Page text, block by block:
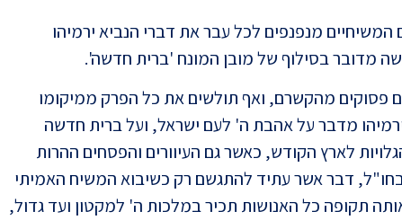
מנפנפים לכל עבר את דברי הנביא ירמיהו
מדובר בסילוף של מובן המונח 'ברית חדשה'.
פסוקים מהקשרם, ואף תולשים את כל הפרק ממיקומו
מדבר על אהבת ה' לעם ישראל, ועל ברית חדשה
לארץ הקודש, כאשר גם העיוורים והפסחים ההרות
בחו"ל, דבר אשר עתיד להתגשם רק כשיבוא המשיח האמיתי
תקופה כל האנושות תכיר במלכות ה' למקטון ועד גדול,